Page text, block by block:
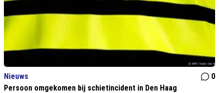
Nieuws
0
Persoon omgekomen bij schietincident in Den Haag